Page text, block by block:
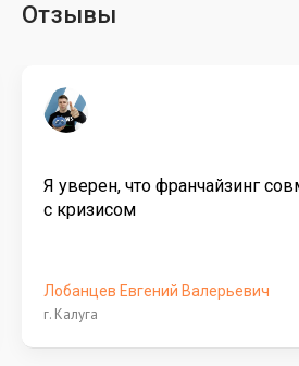
Отзывы
Я уверен, что франчайзинг
с кризисом
Лобанцев Евгений Валерьевич
г. Калуга